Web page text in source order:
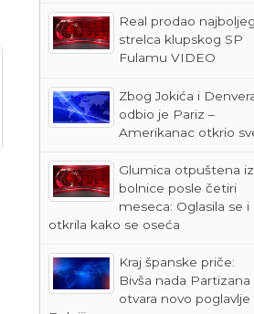
Real prodao najboljeg
strelca klupskog SP
Fulamu VIDEO
Zbog Jokića i Denvera
odbio je Pariz –
Amerikanac otkrio
Glumica otpuštena iz
bolnice posle četiri
meseca: Oglasila se i
otkrila kako se oseća
Kraj španske priče:
Bivša nada Partizana
otvara novo poglavlje